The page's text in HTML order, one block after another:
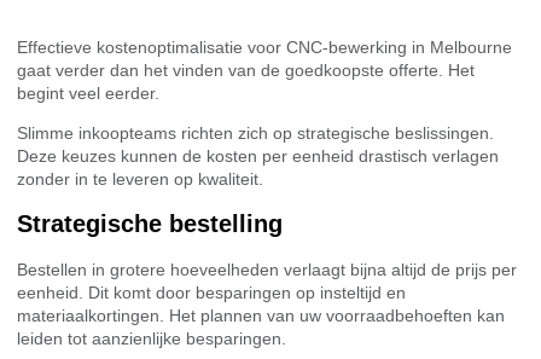
Effectieve kostenoptimalisatie voor CNC-bewerking in Melbourne
gaat verder dan het vinden van de goedkoopste offerte. Het
begint veel eerder.
Slimme inkoopteams richten zich op strategische beslissingen.
Deze keuzes kunnen de kosten per eenheid drastisch verlagen
zonder in te leveren op kwaliteit.
Strategische bestelling
Bestellen in grotere hoeveelheden verlaagt bijna altijd de prijs per
eenheid. Dit komt door besparingen op insteltijd en
materiaalkortingen. Het plannen van uw voorraadbehoeften kan
leiden tot aanzienlijke besparingen.